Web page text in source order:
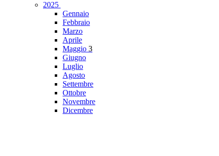
2025
Gennaio
Febbraio
Marzo
Aprile
Maggio 3
Giugno
Luglio
Agosto
Settembre
Ottobre
Novembre
Dicembre